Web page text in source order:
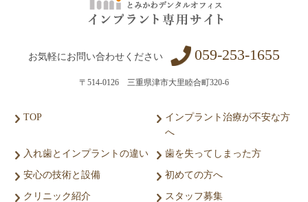
お気軽にお問い合わせください 059-253-1655
〒514-0126 三重県津市大里睦合町320-6
TOP
インプラント治療が不安な方
へ
入れ歯とインプラントの違い 歯を失ってしまった方
安心の技術と設備 初めての方へ
クリニック紹介 スタッフ募集